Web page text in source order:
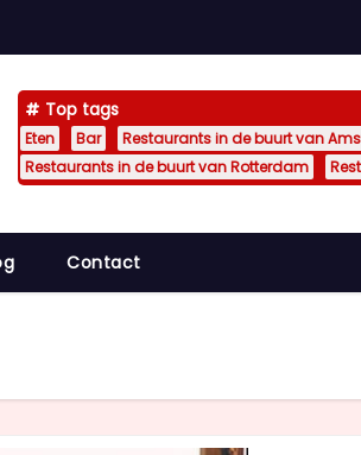
Top tags
Eten Bar Restaurants in de buurt van
Restaurants in de buurt van Rotterdam
Contact